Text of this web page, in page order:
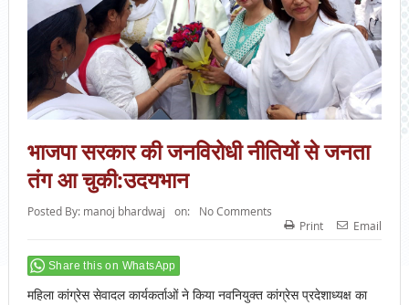
भाजपा सरकार की जनविरोधी नीतियों से जनता
तंग आ चुकी:उदयभान
Posted By: manoj bhardwaj on:
No Comments
Print
Email
Share this on WhatsApp
महिला कांग्रेस सेवादल कार्यकर्ताओं ने किया नवनियुक्त कांग्रेस प्रदेशाध्यक्ष का